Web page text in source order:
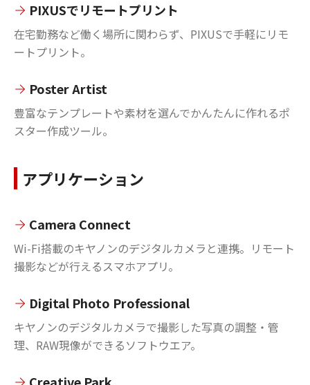
PIXUSでリモートプリント
在宅勤務など働く場所に関わらず、PIXUSで手軽にリモ
ートプリント。
Poster Artist
豊富なテンプレートや素材を選んでかんたんに作れるポ
スター作成ツール。
アプリケーション
Camera Connect
Wi-Fi搭載のキヤノンのデジタルカメラと連携。リモート
撮影などが行えるスマホアプリ。
Digital Photo Professional
キヤノンのデジタルカメラで撮影した写真の調整・管
理、RAW現像ができるソフトウエア。